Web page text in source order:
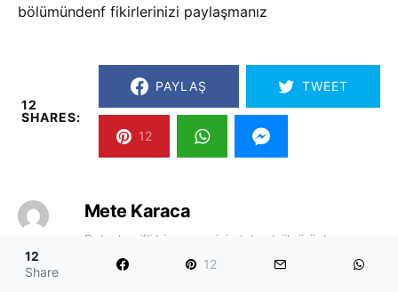
bölümündenf fikirlerinizi paylaşmanız
12
SHARES:
PAYLAŞ TWEET
12
Mete Karaca
Daha keyifli bir yaşam için teknolojik ürünler
inceler, evime en uygun ürünleri uygularım.
12
Share
12